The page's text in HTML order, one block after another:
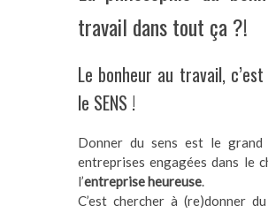
travail dans tout ça ?!
Le bonheur au travail, c’est
le SENS !
Donner du sens est le grand
entreprises engagées dans le
l’entreprise heureuse.
C’est chercher à (re)donner